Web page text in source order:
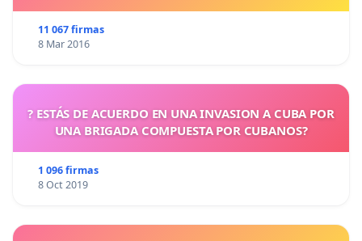
11 067 firmas
8 Mar 2016
? ESTÁS DE ACUERDO EN UNA INVASION A CUBA POR
UNA BRIGADA COMPUESTA POR CUBANOS?
1 096 firmas
8 Oct 2019